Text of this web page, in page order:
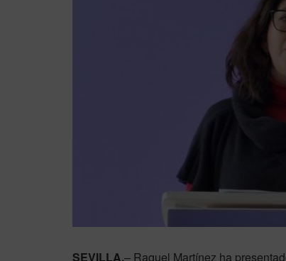
SEVILLA.– Raquel Martínez ha